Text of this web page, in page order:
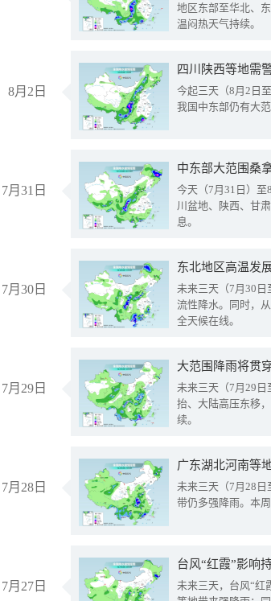
地区东部至华北、
温闷热天气持续。
8月2日
今起三天（8月2日
我国中东部仍有大
7月31日
中东部大范围桑
今天（7月31日）至
川盆地、陕西、甘
息。
7月30日
东北地区高温发
未来三天（7月30
流性降水。同时，
全天候在线。
7月29日
大范围降雨将贯
未来三天（7月29
抬、大陆高压东移
续。
7月28日
广东湖北河南等
未来三天（7月28
带仍多强降雨。本
7月27日
台风“红霞”影响
未来三天，台风“红